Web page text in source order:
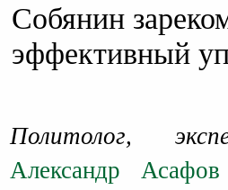
Собянин
эффективный
Политолог,
Александр Асафов